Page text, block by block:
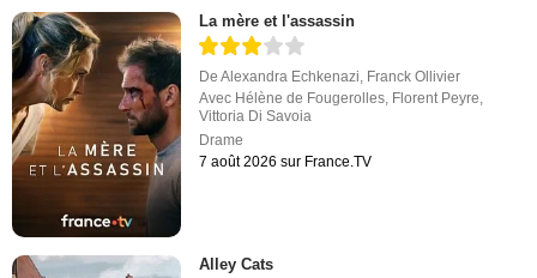
La mère et l'assassin
DeAlexandra Echkenazi, Franck Ollivier
Avec Hélène de Fougerolles, Florent Peyre,
Vittoria Di Savoia
Drame
7 août 2026 sur France.TV
Alley Cats